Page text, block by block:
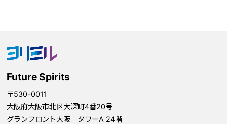
Future Spirits
〒530-0011
大阪府大阪市北区大深町4番20号
グランフロント大阪 タワーA 24階